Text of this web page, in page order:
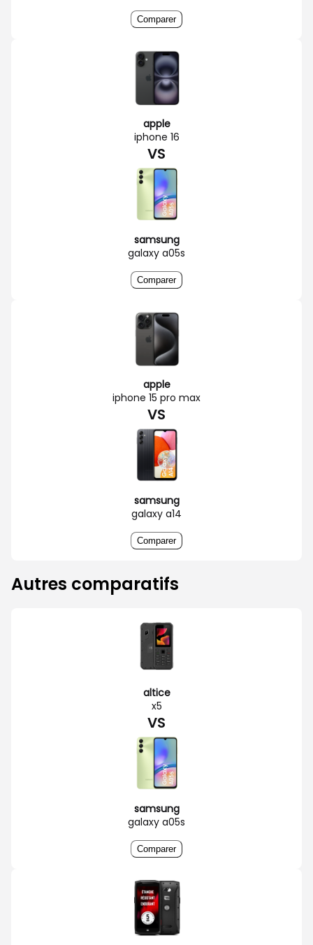
Comparer
apple
iphone 16
VS
samsung
galaxy a05s
Comparer
apple
iphone 15 pro max
VS
samsung
galaxy a14
Comparer
Autres comparatifs
altice
x5
VS
samsung
galaxy a05s
Comparer